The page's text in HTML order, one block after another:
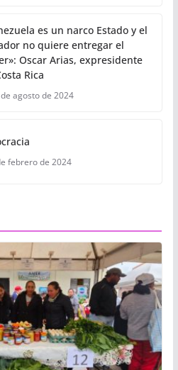
es un narco Estado y el
no quiere entregar el
Oscar Arias, expresidente
Rica
agosto de 2024
febrero de 2024